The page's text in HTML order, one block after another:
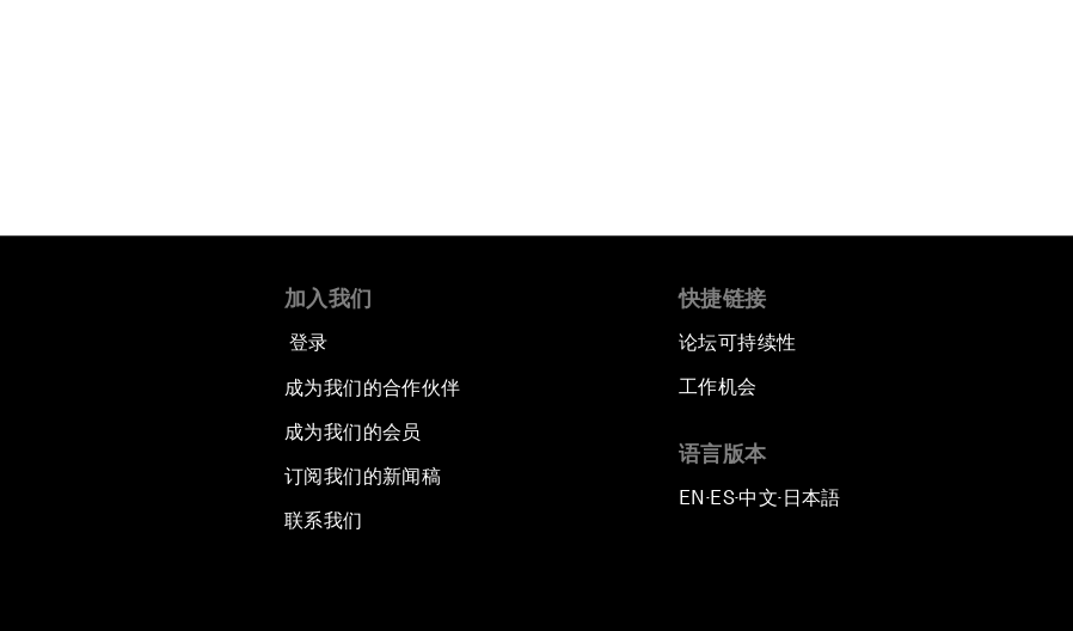
加入我们
登录
成为我们的合作伙伴
成为我们的会员
订阅我们的新闻稿
联系我们
快捷链接
论坛可持续性
工作机会
语言版本
EN ▪ES▪中文▪ 日本語